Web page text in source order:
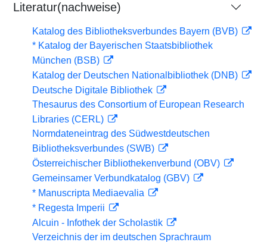
Literatur(nachweise)
Katalog des Bibliotheksverbundes Bayern (BVB)
* Katalog der Bayerischen Staatsbibliothek
München (BSB)
Katalog der Deutschen Nationalbibliothek (DNB)
Deutsche Digitale Bibliothek
Thesaurus des Consortium of European Research
Libraries (CERL)
Normdateneintrag des Südwestdeutschen
Bibliotheksverbundes (SWB)
Österreichischer Bibliothekenverbund (OBV)
Gemeinsamer Verbundkatalog (GBV)
* Manuscripta Mediaevalia
* Regesta Imperii
Alcuin - Infothek der Scholastik
Verzeichnis der im deutschen Sprachraum